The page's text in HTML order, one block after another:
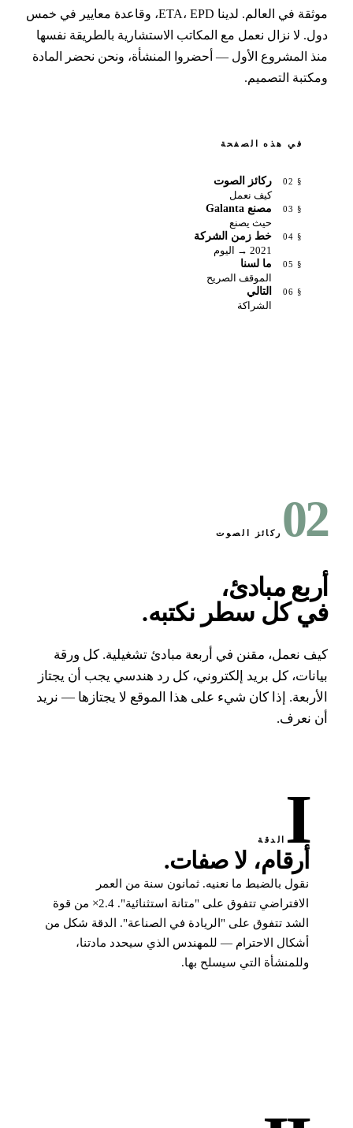
موثقة في العالم. لدينا ETA، EPD، وقاعدة معايير في خمس
لا نزال نعمل مع المكاتب الاستشارية بالطريقة نفسها
المشروع الأول — أحضروا المنشأة، ونحن نحضر المادة
التصميم.
في هذه الصفحة
ركائز الصوت
كيف نعمل
مصنع Galanta
حيث يصنع
خط زمن الشركة
ما لسنا
الموقف الصريح
التالي
ركائز الصوت
مبادئ،
كل سطر نكتبه.
نعمل، مقنن في أربعة مبادئ تشغيلية. كل ورقة
كل بريد إلكتروني، كل رد هندسي يجب أن يجتاز
إذا كان شيء على هذا الموقع لا يجتازها — نريد
نعرف.
الدقة
أرقام، لا صفات.
نقول بالضبط ما نعنيه. ثمانون سنة من العمر
الافتراضي تتفوق على "متانة استثنائية". 2.4× من قوة
الشد تتفوق على "الريادة في الصناعة". الدقة شكل من
أشكال الاحترام — للمهندس الذي سيحدد مادتنا،
وللمنشأة التي سيسلح بها.